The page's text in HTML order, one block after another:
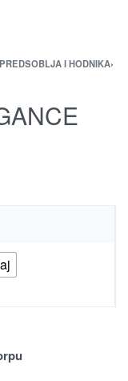
I HODNIKA›